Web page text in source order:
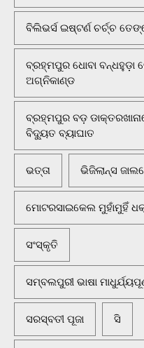
ବିଲିଭର୍ସ ଇଷ୍ଟର୍ଣ ଚର୍ଚ୍ଚ
ବ୍ରହ୍ମପୁର ଧୋବା
ଅଗ୍ନିକାଣ୍ଡ
ବ୍ରହ୍ମପୁର ବଡ଼
ବିଦ୍ୟୁତ ବ୍ୟାଘାତ
ଭତ୍ତା ଭିଜିଲାନ୍ସ
ମୋଟରସାଇକେଲ ମୁହାଁମୁହିଁ
ସଂସ୍କୃତି
ସମ୍ବଲପୁରୀ ଭାଷା
ସରସ୍ବତୀ ପୂଜା ସି